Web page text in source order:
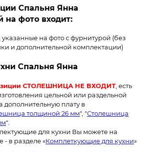
Спальня Янна
на фото входит:
на фото с фурнитурой (без
и дополнительной комплектации)
Спальня Янна
СТОЛЕШНИЦА НЕ ВХОДИТ, есть
цельной или раздельной
дополнительную плату в
толщиной 26 мм", "Столешница
".
для кухни Вы можете на
- в разделе «Комплеткующие для кухни»